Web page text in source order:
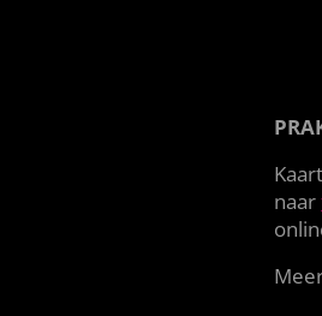
naar